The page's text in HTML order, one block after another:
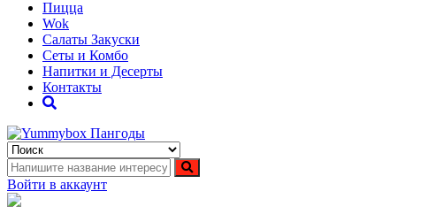
Пицца
Wok
Салаты Закуски
Сеты и Комбо
Напитки и Десерты
Контакты
Yummybox Пангоды
Суши, роллы, пицца, вок Пангоды. Ямало-Ненецкий автономный округ
Войти в аккаунт